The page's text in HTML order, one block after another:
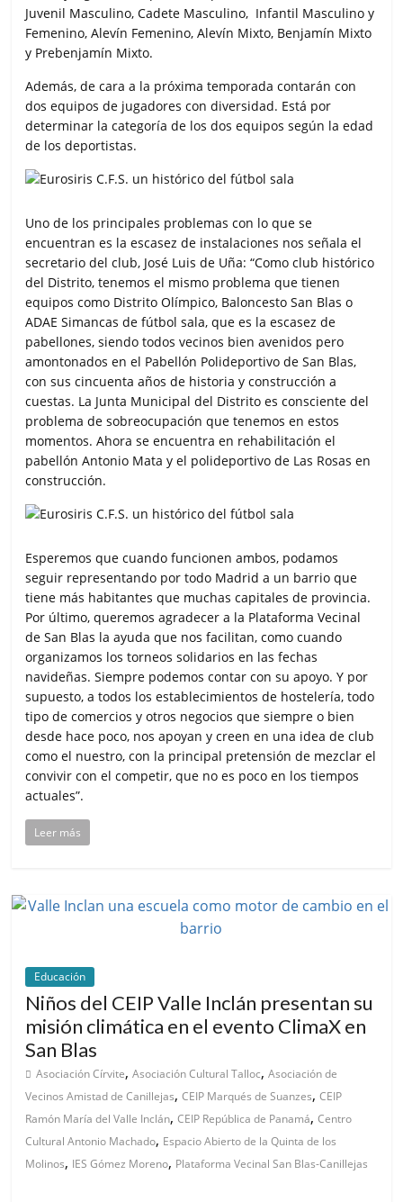
Juvenil Masculino, Cadete Masculino, Infantil Masculino y
Femenino, Alevín Femenino, Alevín Mixto, Benjamín Mixto
y Prebenjamín Mixto.
Además, de cara a la próxima temporada contarán con
dos equipos de jugadores con diversidad. Está por
determinar la categoría de los dos equipos según la edad
de los deportistas.
Uno de los principales problemas con lo que se
encuentran es la escasez de instalaciones nos señala el
secretario del club, José Luis de Uña: “Como club histórico
del Distrito, tenemos el mismo problema que tienen
equipos como Distrito Olímpico, Baloncesto San Blas o
ADAE Simancas de fútbol sala, que es la escasez de
pabellones, siendo todos vecinos bien avenidos pero
amontonados en el Pabellón Polideportivo de San Blas,
con sus cincuenta años de historia y construcción a
cuestas. La Junta Municipal del Distrito es consciente del
problema de sobreocupación que tenemos en estos
momentos. Ahora se encuentra en rehabilitación el
pabellón Antonio Mata y el polideportivo de Las Rosas en
construcción.
Esperemos que cuando funcionen ambos, podamos
seguir representando por todo Madrid a un barrio que
tiene más habitantes que muchas capitales de provincia.
Por último, queremos agradecer a la Plataforma Vecinal
de San Blas la ayuda que nos facilitan, como cuando
organizamos los torneos solidarios en las fechas
navideñas. Siempre podemos contar con su apoyo. Y por
supuesto, a todos los establecimientos de hostelería, todo
tipo de comercios y otros negocios que siempre o bien
desde hace poco, nos apoyan y creen en una idea de club
como el nuestro, con la principal pretensión de mezclar el
convivir con el competir, que no es poco en los tiempos
actuales”.
Leer más
Educación
Niños del CEIP Valle Inclán presentan su
misión climática en el evento ClimaX en
San Blas
Asociación Círvite,Asociación Cultural Talloc,Asociación de
Vecinos Amistad de Canillejas,CEIP Marqués de Suanzes,CEIP
Ramón María del Valle Inclán,CEIP República de Panamá,Centro
Cultural Antonio Machado, Espacio Abierto de la Quinta de los
Molinos, IES Gómez Moreno, Plataforma Vecinal San Blas-Canillejas